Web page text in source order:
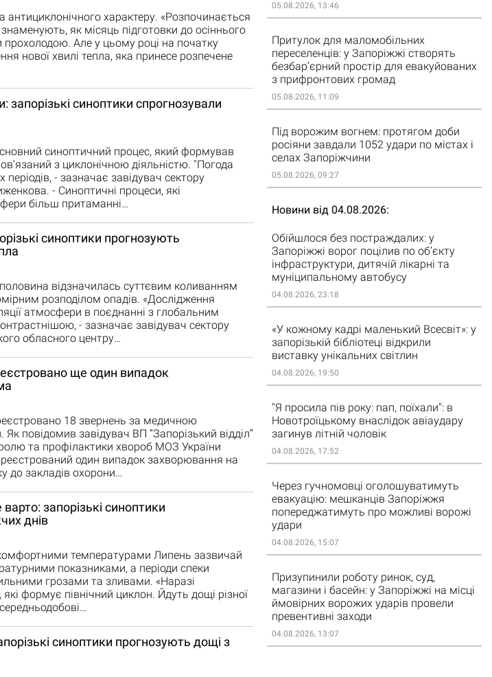
антициклонічного характеру. «Розпочинається
як місяць підготовки до осіннього
прохолодою. Але у цьому році на початку
нової хвилі тепла, яка принесе розпечене
запорізькі синоптики спрогнозували
синоптичний процес, який формував
з циклонічною діяльністю. "Погода
- зазначає завідувач сектору
- Синоптичні процеси, які
більш притаманні…
синоптики прогнозують
відзначилась суттєвим коливанням
розподілом опадів. «Дослідження
атмосфери в поєднанні з глобальним
- зазначає завідувач сектору
обласного центру…
ще один випадок
18 звернень за медичною
повідомив завідувач ВП “Запорізький відділ”
та профілактики хвороб МОЗ України
один випадок захворювання на
до закладів охорони…
запорізькі синоптики
днів
температурами Липень зазвичай
показниками, а періоди спеки
грозами та зливами. «Наразі
формує північний циклон. Йдуть дощі різної
синоптики прогнозують дощі з
05.08.2026, 13:46
Притулок для маломобільних
переселенців: у Запоріжжі створять
безбар’єрний простір для евакуйованих
з прифронтових громад
05.08.2026, 11:09
Під ворожим вогнем: протягом доби
росіяни завдали 1052 удари по містах і
селах Запоріжчини
05.08.2026, 09:27
Новини від 04.08.2026
Обійшлося без постраждалих: у
Запоріжжі ворог поцілив по об’єкту
інфраструктури, дитячій лікарні та
муніципальному автобусу
04.08.2026, 23:18
«У кожному кадрі маленький Всесвіт»: у
запорізькій бібліотеці відкрили
виставку унікальних світлин
04.08.2026, 19:50
"Я просила пів року: пап, поїхали": в
Новотроїцькому внаслідок авіаудару
загинув літній чоловік
04.08.2026, 17:52
Через гучномовці оголошуватимуть
евакуацію: мешканців Запоріжжя
попереджатимуть про можливі ворожі
удари
04.08.2026, 15:07
Призупинили роботу ринок, суд,
магазини і басейн: у Запоріжжі на місці
ймовірних ворожих ударів провели
превентивні заходи
04.08.2026, 13:07